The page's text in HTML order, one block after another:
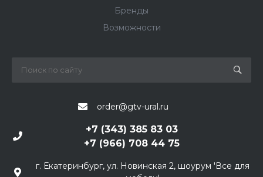
Бренды
Возможности
order@gtv-ural.ru
+7 (343) 385 83 03
+7 (966) 708 44 75
г. Екатеринбург, ул. Новинская 2, шоурум 'Все для